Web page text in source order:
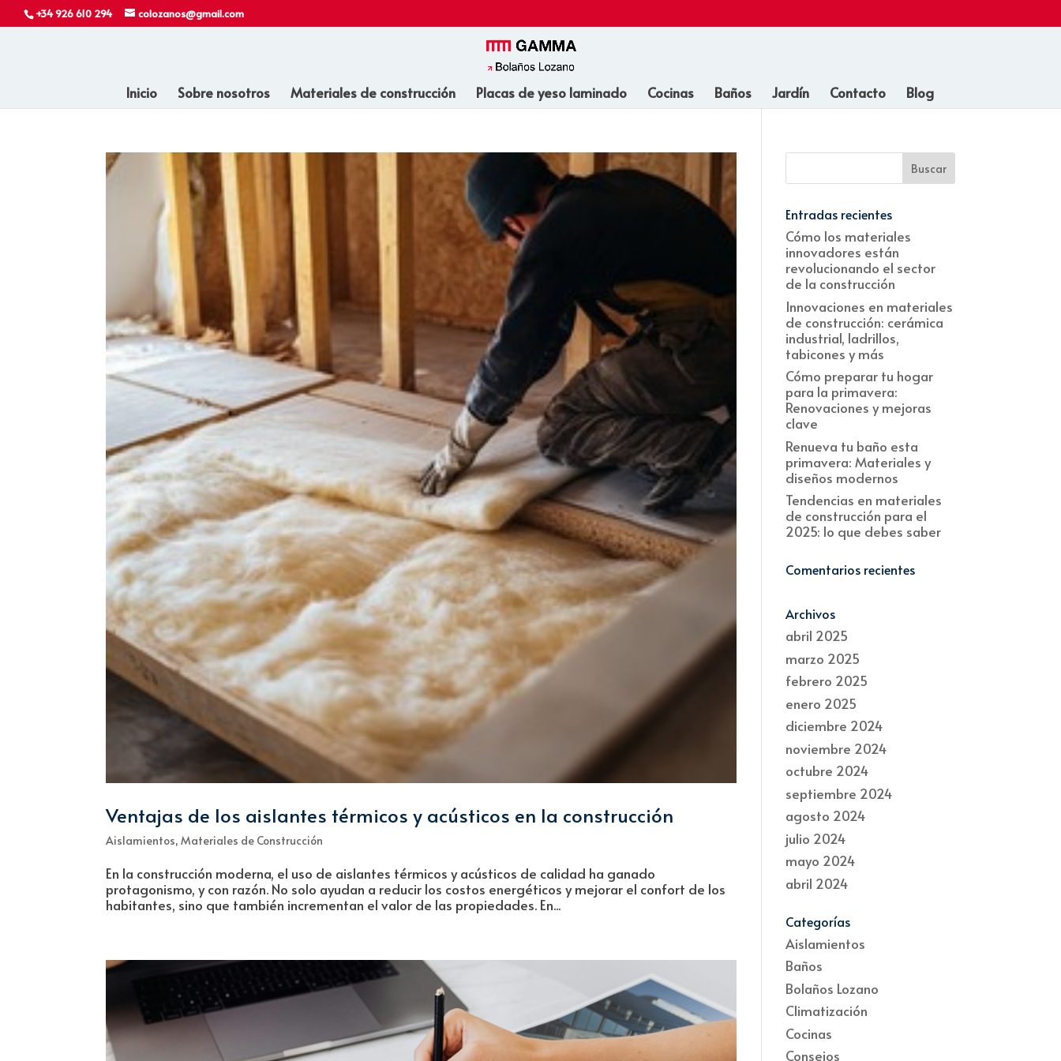
+34 926 610 294 colozanos@gmail.com
Inicio Sobre nosotros Materiales de construcción Placas de yeso laminado Cocinas Baños Jardín Contacto Blog
Ventajas de los aislantes térmicos y acústicos en la construcción
Aislamientos,Materiales de Construcción
En la construcción moderna, el uso de aislantes térmicos y acústicos de calidad ha ganado
protagonismo, y con razón. No solo ayudan a reducir los costos energéticos y mejorar el confort de los
habitantes, sino que también incrementan el valor de las propiedades. En...
Entradas recientes
Cómo los materiales
innovadores están
revolucionando el sector
de la construcción
Innovaciones en materiales
de construcción: cerámica
industrial, ladrillos,
tabicones y más
Cómo preparar tu hogar
para la primavera:
Renovaciones y mejoras
clave
Renueva tu baño esta
primavera: Materiales y
diseños modernos
Tendencias en materiales
de construcción para el
2025: lo que debes saber
Comentarios recientes
Archivos
abril 2025
marzo 2025
febrero 2025
enero 2025
diciembre 2024
noviembre 2024
octubre 2024
septiembre 2024
agosto 2024
julio 2024
mayo 2024
abril 2024
Categorías
Aislamientos
Baños
Bolaños Lozano
Climatización
Cocinas
Consejos